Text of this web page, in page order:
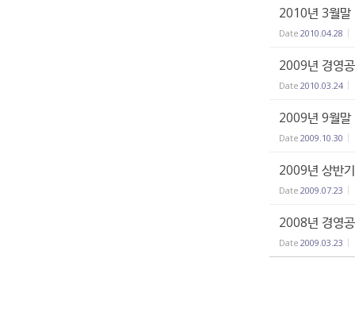
2010년 3월말
Date 2010.04.28
2009년 경영
Date 2010.03.24
2009년 9월말
Date 2009.10.30
2009년 상반
Date 2009.07.23
2008년 경영
Date 2009.03.23